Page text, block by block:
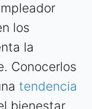
los
la
Conocerlos
tendencia
bienestar